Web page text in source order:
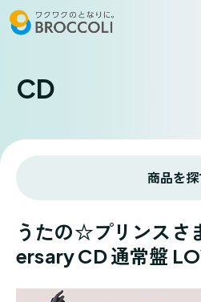
CD
商品を
うたの☆プリンス
ersary CD 通常盤